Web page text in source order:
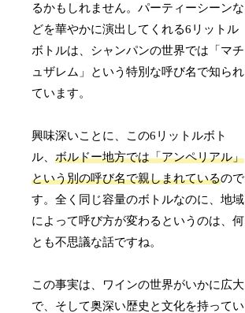
るかもしれません。パーティーシーンな
どを華やかに演出してくれる6リットル
ボトルは、シャンパンの世界では「マチ
ュザレム」という特別な呼び名で知られ
ています。
興味深いことに、この6リットルボト
ル、ボルドー地方では「アンペリアル」
という別の呼び名で親しまれているので
す。全く同じ容量のボトルなのに、地域
によって呼び方が変わるというのは、何
とも不思議な話ですね。
この事実は、ワインの世界がいかに広大
で、そして奥深い歴史と文化を持ってい